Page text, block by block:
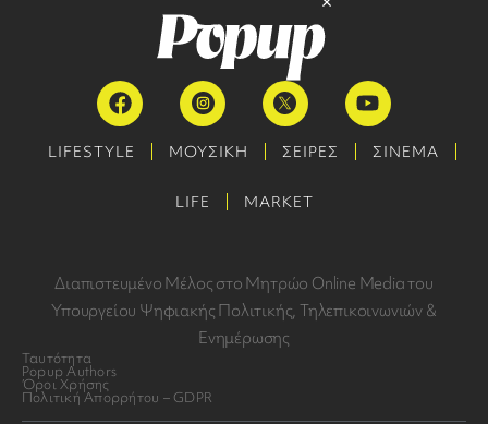
LIFESTYLE ΜΟΥΣΙΚΗ ΣΕΙΡΕΣ ΣΙΝΕΜΑ
LIFE MARKET
Διαπιστευμένο Μέλος στο Μητρώο Online Media του
Υπουργείου Ψηφιακής Πολιτικής, Τηλεπικοινωνιών &
Ενημέρωσης
Ταυτότητα
Popup Authors
Όροι Χρήσης
Πολιτική Απορρήτου – GDPR